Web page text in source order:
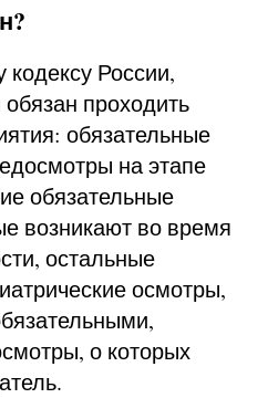
России,
проходить
обязательные
на этапе
обязательные
возникают во время
остальные
осмотры,
о которых